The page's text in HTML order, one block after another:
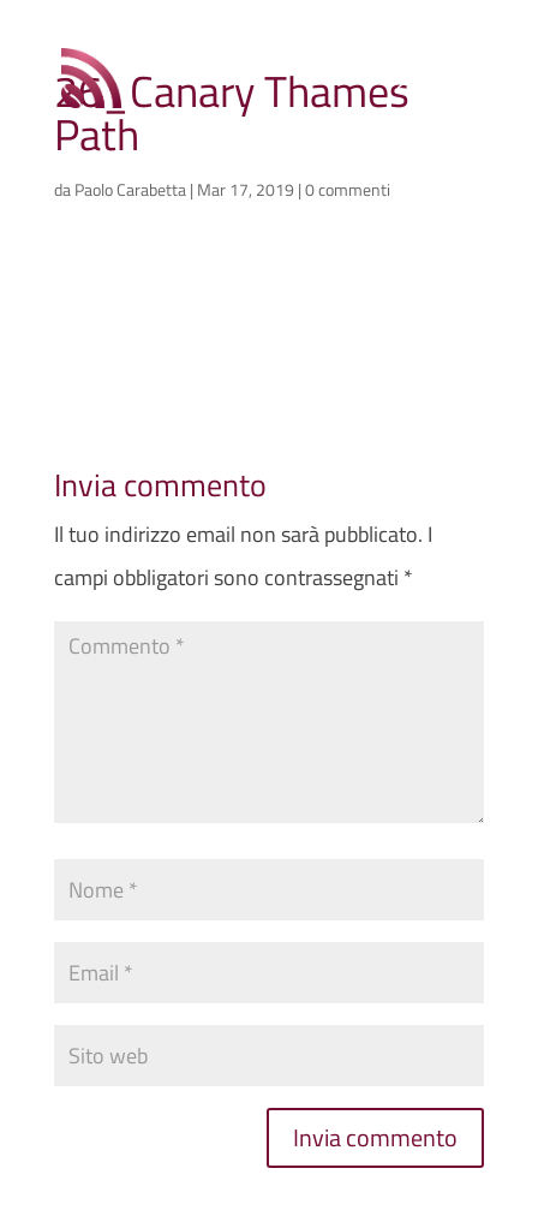
26_Canary Thames
Path
daPaolo Carabetta| Mar 17, 2019 |0 commenti
Invia commento
Il tuo indirizzo email non sarà pubblicato. I
campi obbligatori sono contrassegnati *